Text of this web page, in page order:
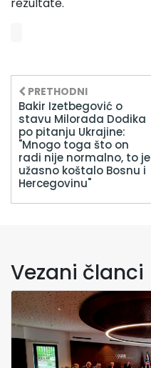
rezultate.
PRETHODNI
Bakir Izetbegović o
stavu Milorada Dodika
po pitanju Ukrajine:
"Mnogo toga što on
radi nije normalno, to je
užasno koštalo Bosnu i
Hercegovinu"
Vezani članci